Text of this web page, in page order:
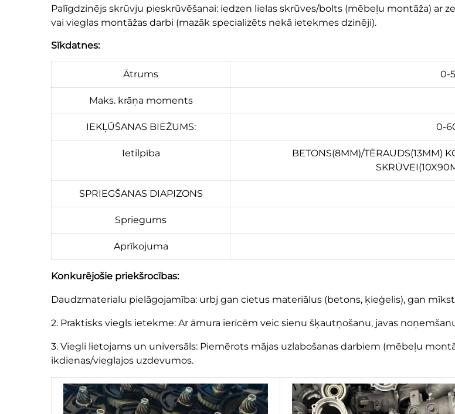
Palīgdzinējs skrūvju pieskrūvēšanai: iedzen lielas skrūves/bolts (mēbeļu montāža) ar
vai vieglas montāžas darbi (mazāk specializēts nekā ietekmes dzinēji).
Sīkdatnes:
Ātrums 0-
Maks. krāņa moments
IEKĻŪŠANAS BIEŽUMS: 0-
Ietilpība
BETONS(8MM)/TĒRAUDS(13MM)
SPRIEGŠANAS DIAPIZONS
Spriegums
Aprīkojuma
Konkurējošie priekšrocības:
Daudzmaterialu pielāgojamība: urbj gan cietus materiālus (betons, ķieģelis), gan
2. Praktisks viegls ietekme: Ar āmura ierīcēm veic sienu šķautņošanu, javas
3. Viegli lietojams un universāls: Piemērots mājas uzlabošanas darbiem (mēbeļu
ikdienas/vieglajos uzdevumos.